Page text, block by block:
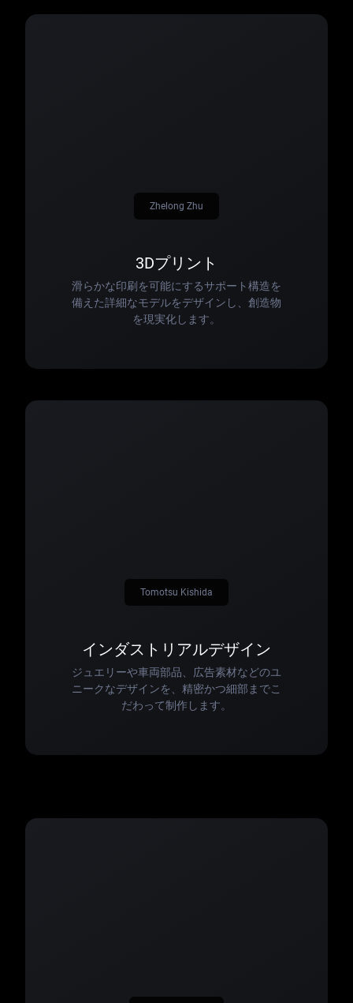
3Dプリント
滑らかな印刷を可能にするサポート構造を
備えた詳細なモデルをデザインし、創造物
を現実化します。
Zhelong Zhu
インダストリアルデザイン
ジュエリーや車両部品、広告素材などのユ
ニークなデザインを、精密かつ細部までこ
だわって制作します。
Tomotsu Kishida